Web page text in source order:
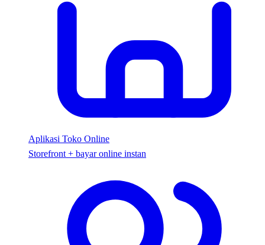
Aplikasi Toko Online
Storefront + bayar online instan